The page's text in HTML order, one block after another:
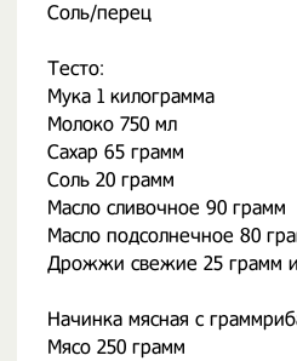
Соль/перец
Тесто:
Мука 1 килограмма
Молоко 750 мл
Сахар 65 грамм
Соль 20 грамм
Масло сливочное 90 грамм
Масло подсолнечное 80
Дрожжи свежие 25 грамм
Начинка мясная с
Мясо 250 грамм